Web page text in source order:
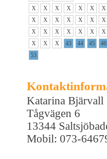
X
X X X X X X
X
X X X X X X
X
X X X X X X
X
X X 43 44 45 46
53
Katarina Bjärvall
Tågvägen 6
13344
Mobil: 073-